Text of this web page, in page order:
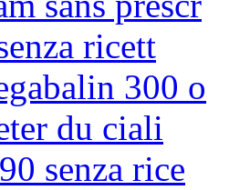
ricett
300 o
du ciali
senza rice